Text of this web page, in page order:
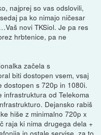
najprej so vas odslovili,
pa ko nimajo ničesar
novi TKSiol. Je pa res
hrbtenice, pa ne
začela s
biti dostopen vsem, vsaj
dostopen s 720p in 1080i.
infrastruktura od Telekoma
Dejansko rabiš
hiše z minimalno 720p x
raja ki nima drugega dela +